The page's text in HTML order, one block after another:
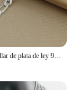
DOTEFFIL-collar de plata de ley 925 para hombre y mujer, Cadena lateral de 8mm, joyería de lujo para personas mayores, collar llamativo